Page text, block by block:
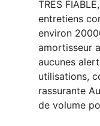
TRES
entretiens
environ
amortisseur
aucunes
utilisations,
rassurante
de volume